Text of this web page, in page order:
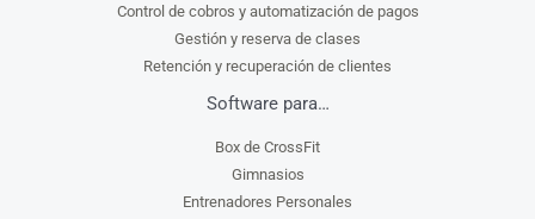
Control de cobros y automatización de pagos
Gestión y reserva de clases
Retención y recuperación de clientes
Software para…
Box de CrossFit
Gimnasios
Entrenadores Personales